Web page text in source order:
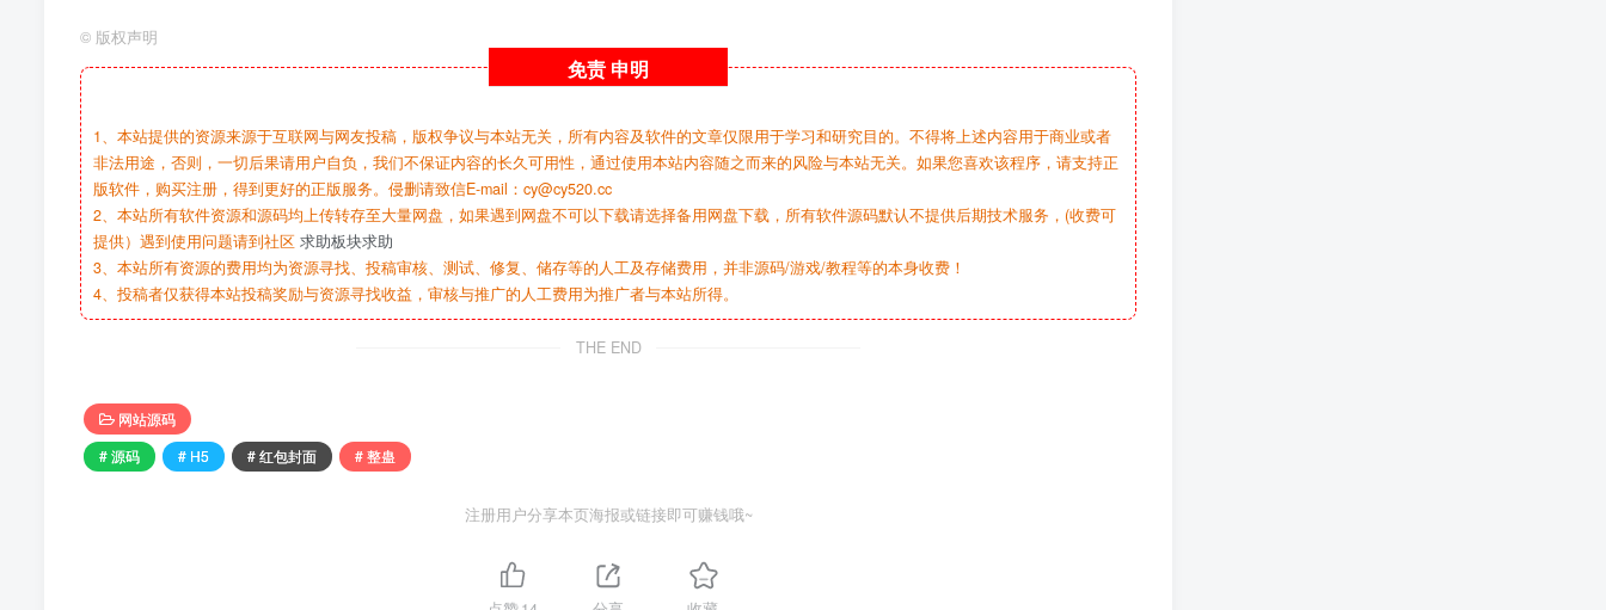
© 版权声明
免责 申明
1、本站提供的资源来源于互联网与网友投稿，版权争议与本站无关，所有内容及软件的文章仅限用于学习和研究目的。不得将上述内容用于商业或者
非法用途，否则，一切后果请用户自负，我们不保证内容的长久可用性，通过使用本站内容随之而来的风险与本站无关。如果您喜欢该程序，请支持正
版软件，购买注册，得到更好的正版服务。侵删请致信E-mail：cy@cy520.cc
2、本站所有软件资源和源码均上传转存至大量网盘，如果遇到网盘不可以下载请选择备用网盘下载，所有软件源码默认不提供后期技术服务，(收费可
提供）遇到使用问题请到社区 求助板块求助
3、本站所有资源的费用均为资源寻找、投稿审核、测试、修复、储存等的人工及存储费用，并非源码/游戏/教程等的本身收费！
4、投稿者仅获得本站投稿奖励与资源寻找收益，审核与推广的人工费用为推广者与本站所得。
THE END
网站源码
# 源码
# H5 # 红包封面 # 整蛊
注册用户分享本页海报或链接即可赚钱哦~